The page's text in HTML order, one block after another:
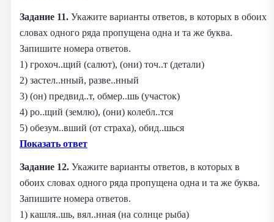
Задание 11. Укажите варианты ответов, в которых в обоих
словах одного ряда пропущена одна и та же буква.
Запишите номера ответов.
1) грохоч..щий (салют), (они) точ..т (детали)
2) застел..нный, разве..нный
3) (он) предвид..т, обмер..шь (участок)
4) ро..щий (землю), (они) колебл..тся
5) обезум..вший (от страха), обид..шься
Показать ответ
Задание 12. Укажите варианты ответов, в которых в
обоих словах одного ряда пропущена одна и та же буква.
Запишите номера ответов.
1) кашля..шь, вял..нная (на солнце рыба)